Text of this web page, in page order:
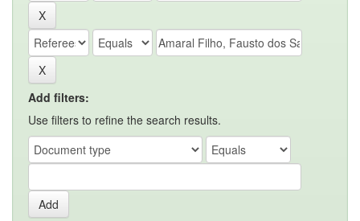
Add filters:
Use filters to refine the search results.